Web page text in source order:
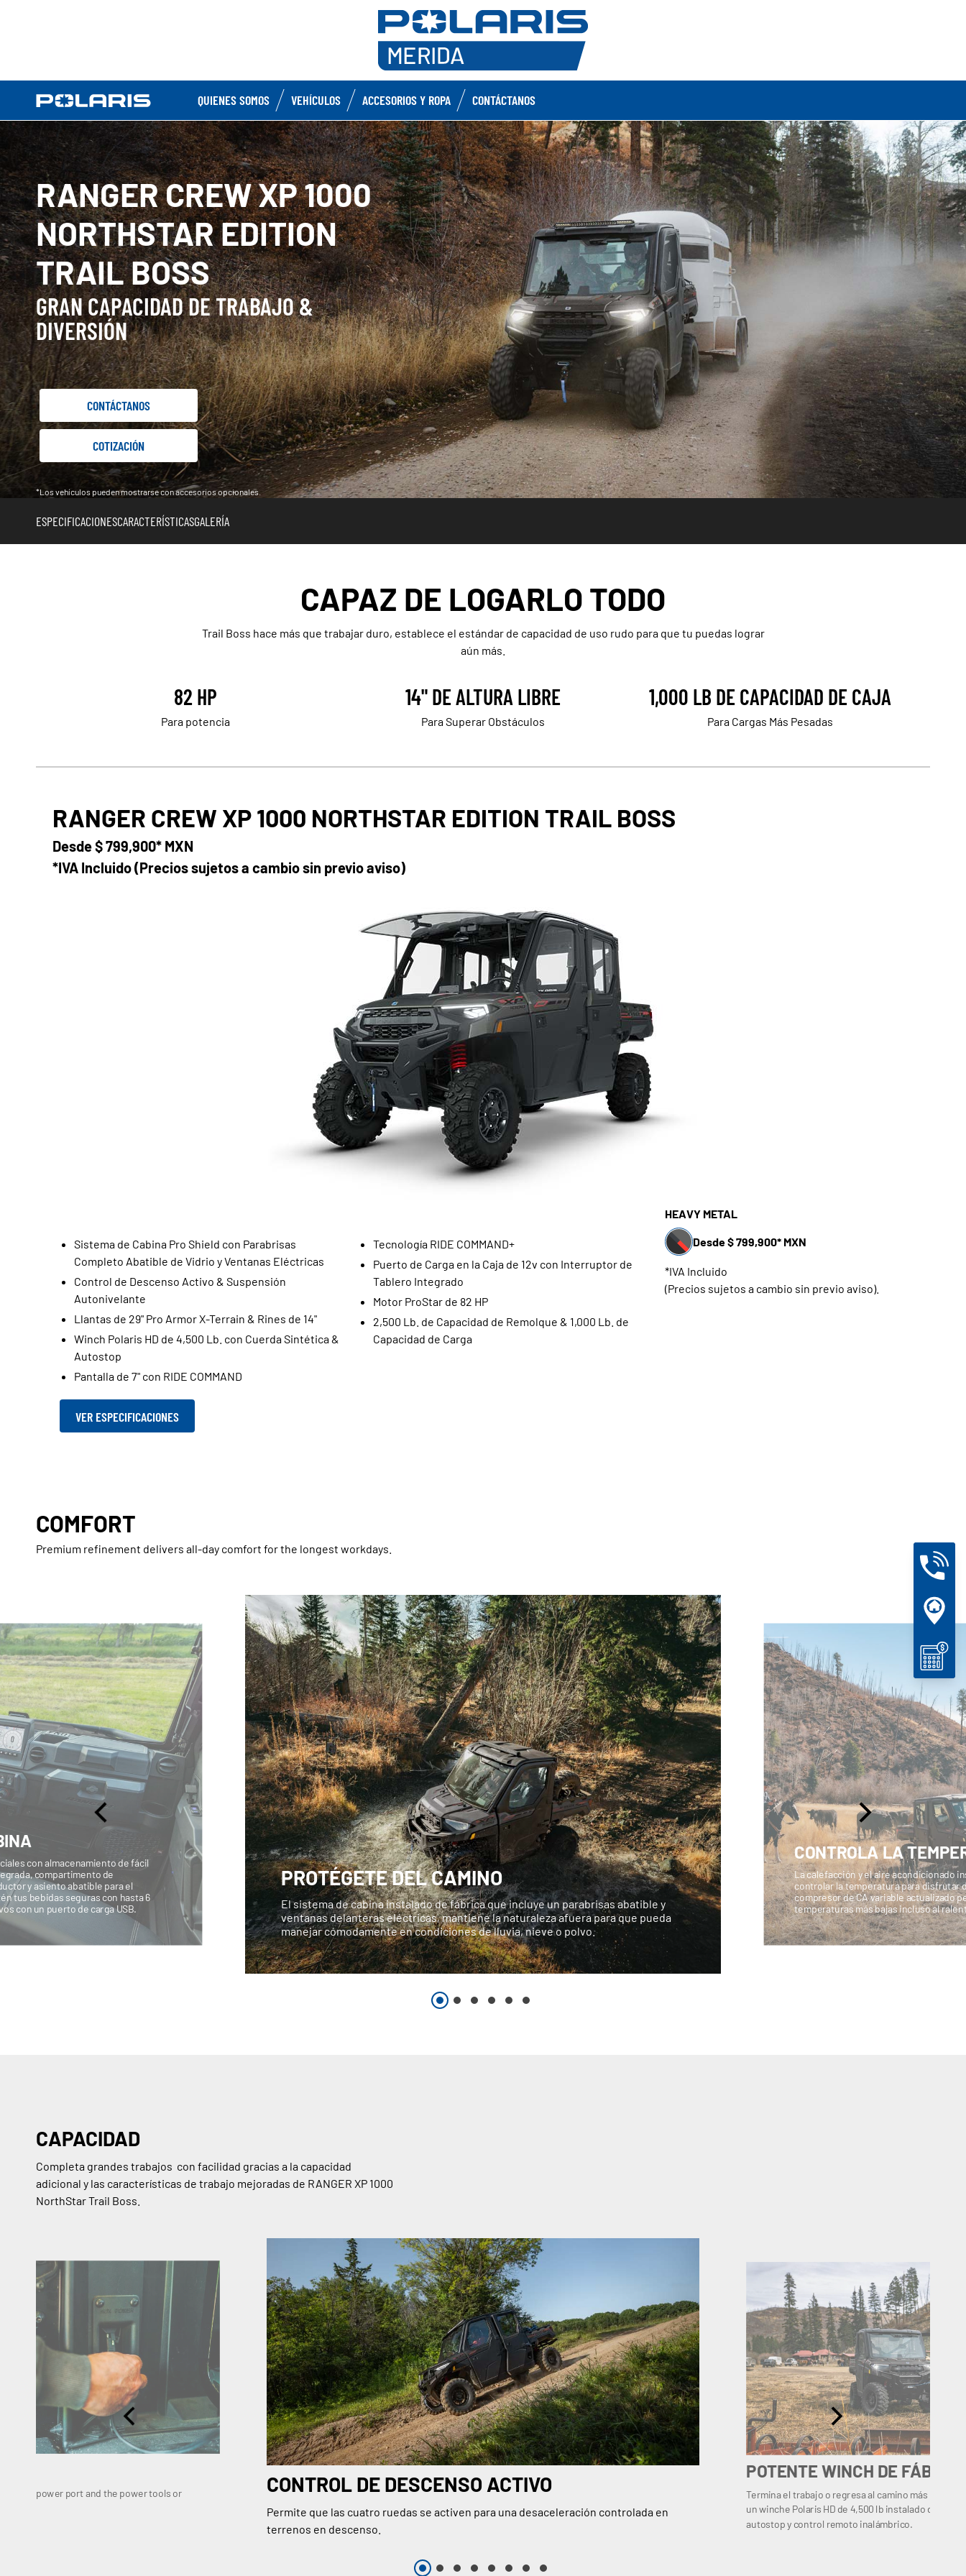
QUIENES SOMOS VEHÍCULOS ACCESORIOS Y ROPA CONTÁCTANOS
RANGER CREW XP 1000
NORTHSTAR EDITION
TRAIL BOSS
GRAN CAPACIDAD DE TRABAJO &
DIVERSIÓN
CONTÁCTANOS
COTIZACIÓN
*Los vehículos pueden mostrarse con accesorios opcionales.
ESPECIFICACIONESCARACTERÍSTICASGALERÍA
CAPAZ DE LOGARLO TODO
Trail Boss hace más que trabajar duro, establece el estándar de capacidad de uso rudo para que tu puedas lograr
aún más.
82 HP
Para potencia
14" DE ALTURA LIBRE
Para Superar Obstáculos
1,000 LB DE CAPACIDAD DE CAJA
Para Cargas Más Pesadas
RANGER CREW XP 1000 NORTHSTAR EDITION TRAIL BOSS
Desde$ 799,900* MXN
*IVA Incluido (Precios sujetos a cambio sin previo aviso)
HEAVY METAL
Desde $ 799,900* MXN
*IVA Incluido
(Precios sujetos a cambio sin previo aviso).
Sistema de Cabina Pro Shield con Parabrisas
Completo Abatible de Vidrio y Ventanas Eléctricas
Control de Descenso Activo & Suspensión
Autonivelante
Llantas de 29" Pro Armor X-Terrain & Rines de 14"
Winch Polaris HD de 4,500 Lb. con Cuerda Sintética &
Autostop
Pantalla de 7" con RIDE COMMAND
Tecnología RIDE COMMAND+
Puerto de Carga en la Caja de 12v con Interruptor de
Tablero Integrado
Motor ProStar de 82 HP
2,500 Lb. de Capacidad de Remolque & 1,000 Lb. de
Capacidad de Carga
VER ESPECIFICACIONES
COMFORT
Premium refinement delivers all-day comfort for the longest workdays.
con almacenamiento de fácil
compartimento de
y asiento abatible para el
tus bebidas seguras con hasta 6
con un puerto de carga USB.
PROTÉGETE DEL CAMINO
El sistema de cabina instalado de fábrica que incluye un parabrisas abatible y
ventanas delanteras eléctricas, mantiene la naturaleza afuera para que pueda
manejar cómodamente en condiciones de lluvia, nieve o polvo.
CONTROLA LA
La calefacción y el aire acondicionado
controlar la temperatura para disfrutar
compresor de CA variable actualizado
temperaturas más bajas incluso al
CAPACIDAD
Completa grandes trabajos con facilidad gracias a la capacidad
adicional y las características de trabajo mejoradas de RANGER XP 1000
NorthStar Trail Boss.
box power port and the power tools or CONTROL DE DESCENSO ACTIVO
Permite que las cuatro ruedas se activen para una desaceleración controlada en
terrenos en descenso.
POTENTE WINCH DE
Termina el trabajo o regresa al camino más rápido,
un winche Polaris HD de 4,500 lb instalado de
autostop y control remoto inalámbrico.